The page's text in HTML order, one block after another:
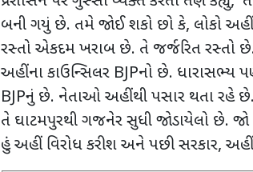
બની ગયું છે. તમે જોઈ શકો છો કે, લોકો
રસ્તો એકદમ ખરાબ છે. તે જર્જરિત રસ્તો
અહીંના કાઉન્સિલર BJPનો છે. ધારાસભ્ય
BJPનું છે. નેતાઓ અહીંથી પસાર થતા રહે
તે ઘાટમપુરથી ગજનેર સુધી જોડાયેલો છે. જો
હું અહીં વિરોધ કરીશ અને પછી સરકાર,